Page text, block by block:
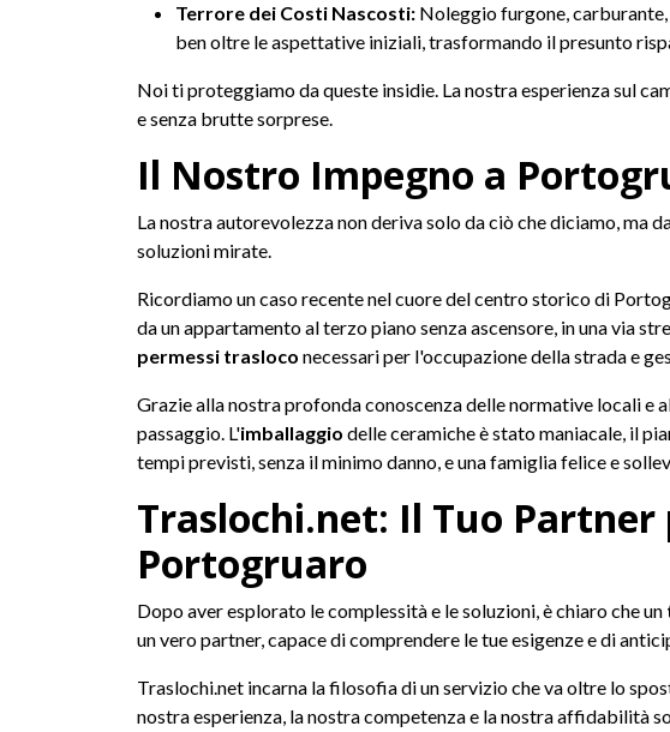
Terrore dei Costi Nascosti: Noleggio furgone,
ben oltre le aspettative iniziali, trasformando il presunto
Noi ti proteggiamo da queste insidie. La nostra esperienza sul
e senza brutte sorprese.
Il Nostro Impegno a
La nostra autorevolezza non deriva solo da ciò che diciamo, ma
soluzioni mirate.
Ricordiamo un caso recente nel cuore del centro storico di
da un appartamento al terzo piano senza ascensore, in una via
permessi trasloco necessari per l'occupazione della strada e
Grazie alla nostra profonda conoscenza delle normative locali
passaggio. L'imballaggio delle ceramiche è stato maniacale, il
tempi previsti, senza il minimo danno, e una famiglia felice e
Traslochi.net: Il Tuo Partner
Portogruaro
Dopo aver esplorato le complessità e le soluzioni, è chiaro che un
un vero partner, capace di comprendere le tue esigenze e di
Traslochi.net incarna la filosofia di un servizio che va oltre lo
nostra esperienza, la nostra competenza e la nostra affidabilità